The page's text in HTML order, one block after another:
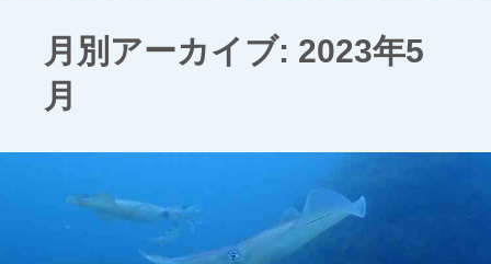
月別アーカイブ: 2023年5
月